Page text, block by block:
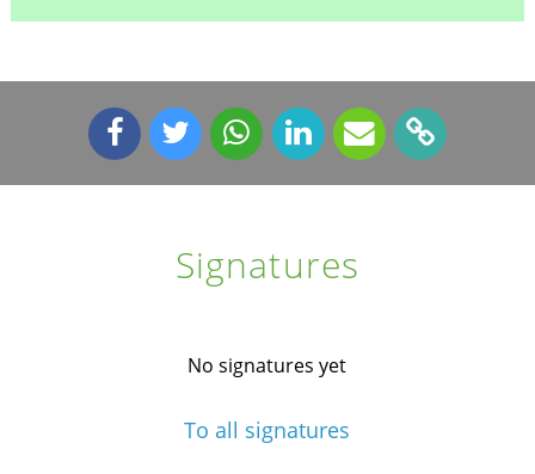
Signatures
No signatures yet
To all signatures